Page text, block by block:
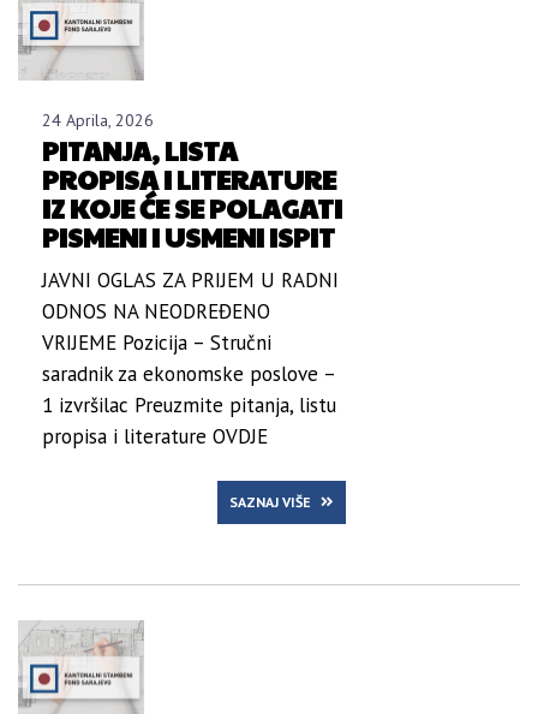
24 Aprila, 2026
PITANJA, LISTA
PROPISA I LITERATURE
IZ KOJE ĆE SE POLAGATI
PISMENI I USMENI ISPIT
JAVNI OGLAS ZA PRIJEM U RADNI
ODNOS NA NEODREĐENO
VRIJEME Pozicija – Stručni
saradnik za ekonomske poslove –
1 izvršilac Preuzmite pitanja, listu
propisa i literature OVDJE
SAZNAJ VIŠE